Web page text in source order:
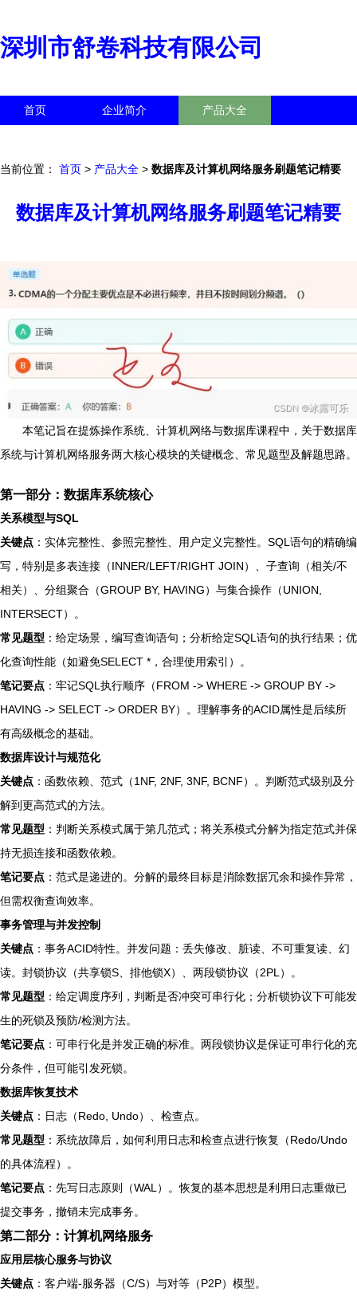
深圳市舒卷科技有限公司
首页 企业简介 产品大全
当前位置： 首页 > 产品大全 > 数据库及计算机网络服务刷题笔记精要
数据库及计算机网络服务刷题笔记精要
本笔记旨在提炼操作系统、计算机网络与数据库课程中，关于数据库
系统与计算机网络服务两大核心模块的关键概念、常见题型及解题思路。
第一部分：数据库系统核心
关系模型与SQL
关键点 ：实体完整性、参照完整性、用户定义完整性。SQL语句的精确编
写，特别是多表连接（INNER/LEFT/RIGHT JOIN）、子查询（相关/不
相关）、分组聚合（GROUP BY, HAVING）与集合操作（UNION,
INTERSECT）。
常见题型 ：给定场景，编写查询语句；分析给定SQL语句的执行结果；优
化查询性能（如避免SELECT *，合理使用索引）。
笔记要点 ：牢记SQL执行顺序（FROM -> WHERE -> GROUP BY ->
HAVING -> SELECT -> ORDER BY）。理解事务的ACID属性是后续所
有高级概念的基础。
数据库设计与规范化
关键点 ：函数依赖、范式（1NF, 2NF, 3NF, BCNF）。判断范式级别及分
解到更高范式的方法。
常见题型 ：判断关系模式属于第几范式；将关系模式分解为指定范式并保
持无损连接和函数依赖。
笔记要点 ：范式是递进的。分解的最终目标是消除数据冗余和操作异常，
但需权衡查询效率。
事务管理与并发控制
关键点 ：事务ACID特性。并发问题：丢失修改、脏读、不可重复读、幻
读。封锁协议（共享锁S、排他锁X）、两段锁协议（2PL）。
常见题型 ：给定调度序列，判断是否冲突可串行化；分析锁协议下可能发
生的死锁及预防/检测方法。
笔记要点 ：可串行化是并发正确的标准。两段锁协议是保证可串行化的充
分条件，但可能引发死锁。
数据库恢复技术
关键点 ：日志（Redo, Undo）、检查点。
常见题型 ：系统故障后，如何利用日志和检查点进行恢复（Redo/Undo
的具体流程）。
笔记要点 ：先写日志原则（WAL）。恢复的基本思想是利用日志重做已
提交事务，撤销未完成事务。
第二部分：计算机网络服务
应用层核心服务与协议
关键点 ：客户端-服务器（C/S）与对等（P2P）模型。